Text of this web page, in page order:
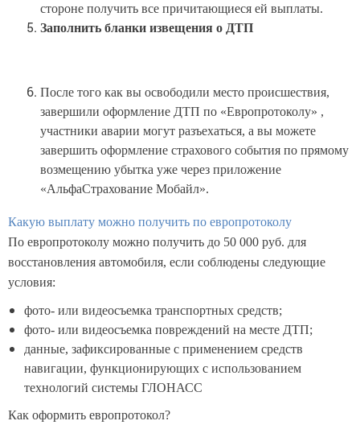
стороне получить все причитающиеся ей выплаты.
Заполнить бланки извещения о ДТП
После того как вы освободили место происшествия,
завершили оформление ДТП по «Европротоколу» ,
участники аварии могут разъехаться, а вы можете
завершить оформление страхового события по прямому
возмещению убытка уже через приложение
«АльфаСтрахование Мобайл».
Какую выплату можно получить по европротоколу
По европротоколу можно получить до 50 000 руб. для
восстановления автомобиля, если соблюдены следующие
условия:
фото- или видеосъемка транспортных средств;
фото- или видеосъемка повреждений на месте ДТП;
данные, зафиксированные с применением средств
навигации, функционирующих с использованием
технологий системы ГЛОНАСС
Как оформить европротокол?